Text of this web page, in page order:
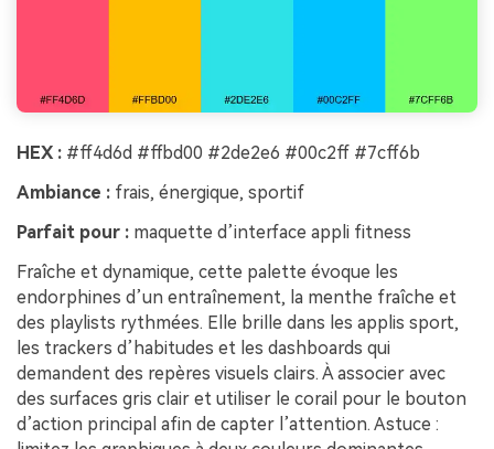
HEX : #ff4d6d #ffbd00 #2de2e6 #00c2ff #7cff6b
Ambiance : frais, énergique, sportif
Parfait pour : maquette d’interface appli fitness
Fraîche et dynamique, cette palette évoque les
endorphines d’un entraînement, la menthe fraîche et
des playlists rythmées. Elle brille dans les applis sport,
les trackers d’habitudes et les dashboards qui
demandent des repères visuels clairs. À associer avec
des surfaces gris clair et utiliser le corail pour le bouton
d’action principal afin de capter l’attention. Astuce :